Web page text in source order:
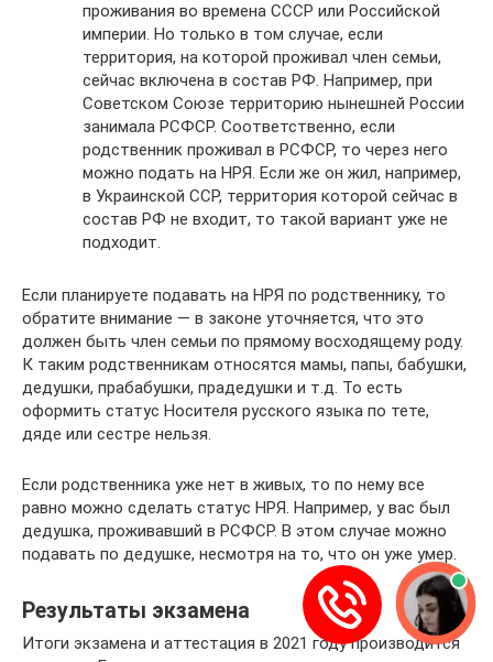
проживания во времена СССР или Российской
империи. Но только в том случае, если
территория, на которой проживал член семьи,
сейчас включена в состав РФ. Например, при
Советском Союзе территорию нынешней России
занимала РСФСР. Соответственно, если
родственник проживал в РСФСР, то через него
можно подать на НРЯ. Если же он жил, например,
в Украинской ССР, территория которой сейчас в
состав РФ не входит, то такой вариант уже не
подходит.
Если планируете подавать на НРЯ по родственнику, то
обратите внимание — в законе уточняется, что это
должен быть член семьи по прямому восходящему роду.
К таким родственникам относятся мамы, папы, бабушки,
дедушки, прабабушки, прадедушки и т.д. То есть
оформить статус Носителя русского языка по тете,
дяде или сестре нельзя.
Если родственника уже нет в живых, то по нему все
равно можно сделать статус НРЯ. Например, у вас был
дедушка, проживавший в РСФСР. В этом случае можно
подавать по дедушке, несмотря на то, что он уже умер.
Результаты экзамена
Итоги экзамена и аттестация в 2021 году производится